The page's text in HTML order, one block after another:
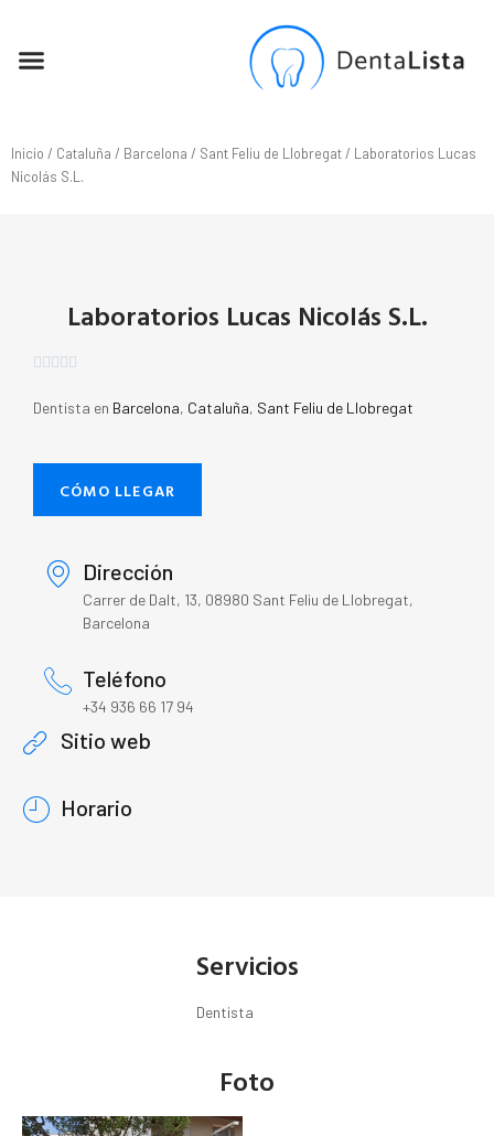
Inicio / Cataluña / Barcelona / Sant Feliu de Llobregat/ Laboratorios Lucas
Nicolás S.L.
Laboratorios Lucas Nicolás S.L.
    
Dentista en Barcelona, Cataluña, Sant Feliu de Llobregat
CÓMO LLEGAR
Dirección
Carrer de Dalt, 13, 08980 Sant Feliu de Llobregat,
Barcelona
Teléfono
+34 936 66 17 94
Sitio web
Horario
Servicios
Dentista
Foto